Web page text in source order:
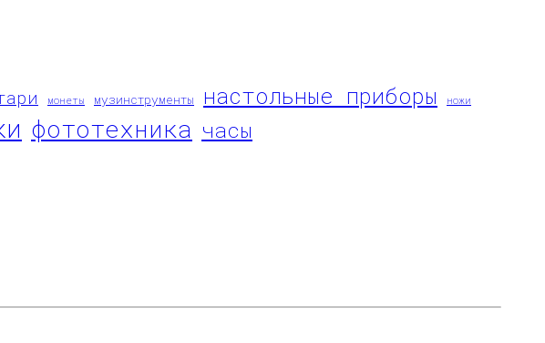
монеты музинструменты настольные приборы ножи
фототехника часы